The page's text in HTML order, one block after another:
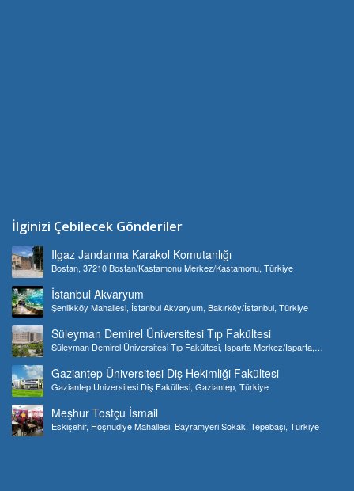
İlginizi Çebilecek Gönderiler
Ilgaz Jandarma Karakol Komutanlığı
Bostan, 37210 Bostan/Kastamonu Merkez/Kastamonu, Türkiye
İstanbul Akvaryum
Şenlikköy Mahallesi, İstanbul Akvaryum, Bakırköy/İstanbul, Türkiye
Süleyman Demirel Üniversitesi Tıp Fakültesi
Süleyman Demirel Üniversitesi Tıp Fakültesi, Isparta Merkez/Isparta,
Gaziantep Üniversitesi Diş Hekimliği Fakültesi
Gaziantep Üniversitesi Diş Fakültesi, Gaziantep, Türkiye
Meşhur Tostçu İsmail
Eskişehir, Hoşnudiye Mahallesi, Bayramyeri Sokak, Tepebaşı, Türkiye